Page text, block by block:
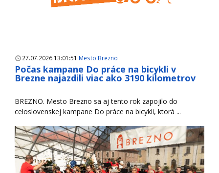
27.07.2026 13:01:51 Mesto Brezno
Počas kampane Do práce na bicykli v
Brezne najazdili viac ako 3190 kilometrov
BREZNO. Mesto Brezno sa aj tento rok zapojilo do
celoslovenskej kampane Do práce na bicykli, ktorá ...